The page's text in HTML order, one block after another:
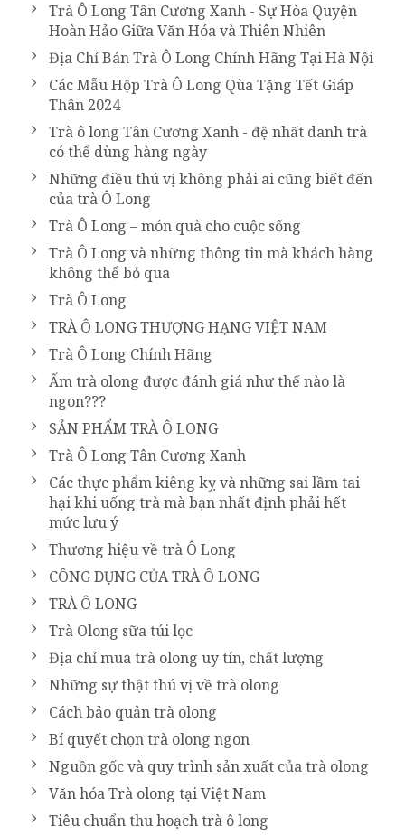
Trà Ô Long Tân Cương Xanh - Sự Hòa Quyện
Hoàn Hảo Giữa Văn Hóa và Thiên Nhiên
Địa Chỉ Bán Trà Ô Long Chính Hãng Tại Hà Nội
Các Mẫu Hộp Trà Ô Long Qùa Tặng Tết Giáp
Thân 2024
Trà ô long Tân Cương Xanh - đệ nhất danh trà
có thể dùng hàng ngày
Những điều thú vị không phải ai cũng biết đến
của trà Ô Long
Trà Ô Long – món quà cho cuộc sống
Trà Ô Long và những thông tin mà khách hàng
không thể bỏ qua
Trà Ô Long
TRÀ Ô LONG THƯỢNG HẠNG VIỆT NAM
Trà Ô Long Chính Hãng
Ấm trà olong được đánh giá như thế nào là
ngon???
SẢN PHẨM TRÀ Ô LONG
Trà Ô Long Tân Cương Xanh
Các thực phẩm kiêng kỵ và những sai lầm tai
hại khi uống trà mà bạn nhất định phải hết
mức lưu ý
Thương hiệu về trà Ô Long
CÔNG DỤNG CỦA TRÀ Ô LONG
TRÀ Ô LONG
Trà Olong sữa túi lọc
Địa chỉ mua trà olong uy tín, chất lượng
Những sự thật thú vị về trà olong
Cách bảo quản trà olong
Bí quyết chọn trà olong ngon
Nguồn gốc và quy trình sản xuất của trà olong
Văn hóa Trà olong tại Việt Nam
Tiêu chuẩn thu hoạch trà ô long